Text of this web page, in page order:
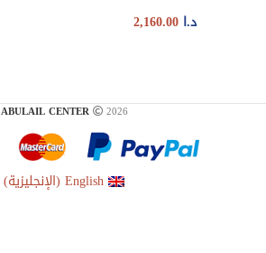
د.ا 2,160.00
ABULAIL CENTER 2026
English
(الإنجليزية)